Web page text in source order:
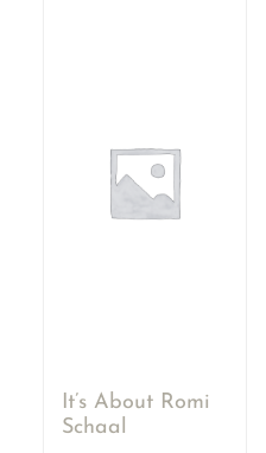
It’s About Romi
Schaal